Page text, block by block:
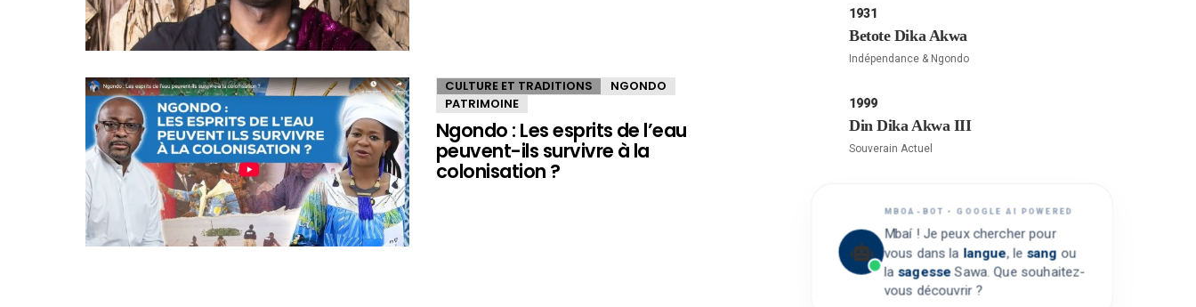
CULTURE ET TRADITIONS
NGONDO
PATRIMOINE
Ngondo : Les esprits de l’eau
peuvent-ils survivre à la
colonisation ?
1931
Betote Dika Akwa
Indépendance & Ngondo
1999
Din Dika Akwa III
Souverain Actuel
MBOA-BOT • GOOGLE AI POWERED
Mbaí ! Je peux chercher pour
vous dans la langue, le sangou
lasagesseSawa. Que souhaitez-
vous découvrir ?